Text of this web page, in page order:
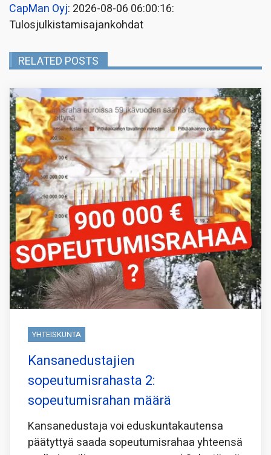
CapMan Oyj: 2026-08-06 06:00:16:
Tulosjulkistamisajankohdat
RELATED POSTS
YHTEISKUNTA
Kansanedustajien
sopeutumisrahasta 2:
sopeutumisrahan määrä
Kansanedustaja voi eduskuntakautensa
päätyttyä saada sopeutumisrahaa yhteensä